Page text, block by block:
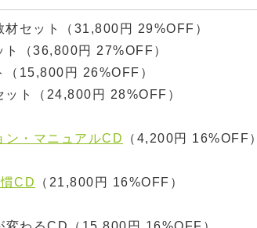
セット（31,800円 29%OFF）
（36,800円 27%OFF）
15,800円 26%OFF）
ト（24,800円 28%OFF）
ン・マニュアルCD （4,200円 16%OFF）
CD （21,800円 16%OFF）